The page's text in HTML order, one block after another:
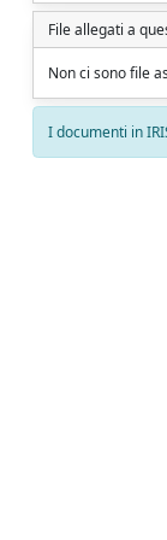
File allegati a
Non ci sono file
I documenti in